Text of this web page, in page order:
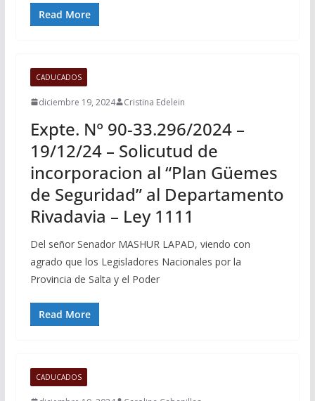
Read More
CADUCADOS
diciembre 19, 2024 Cristina Edelein
Expte. N° 90-33.296/2024 –
19/12/24 – Solicutud de
incorporacion al “Plan Güemes
de Seguridad” al Departamento
Rivadavia – Ley 1111
Del señor Senador MASHUR LAPAD, viendo con
agrado que los Legisladores Nacionales por la
Provincia de Salta y el Poder
Read More
CADUCADOS